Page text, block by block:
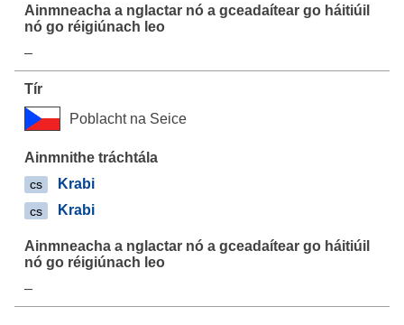
–
Poblacht na Seice
cs Krabi
cs Krabi
–